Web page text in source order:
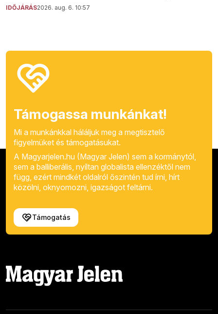
IDŐJÁRÁS2026. aug. 6. 10:57
Támogassa munkánkat!
Mi a munkánkkal háláljuk meg a megtisztelő
figyelmüket és támogatásukat.
A Magyarjelen.hu (Magyar Jelen) sem a kormánytól,
sem a balliberális, nyíltan globalista ellenzéktől nem
függ, ezért mindkét oldalról őszintén tud írni, hírt
közölni, oknyomozni, igazságot feltárni.
Támogatás